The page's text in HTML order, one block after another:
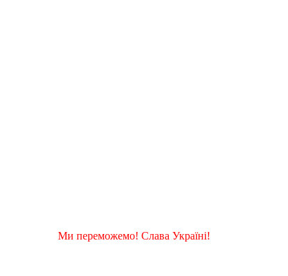
Ми переможемо! Слава Україні!